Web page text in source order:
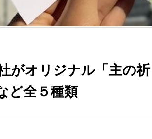
がオリジナル「主の
ど全５種類